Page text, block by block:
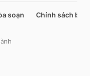
soạn Chính sách bảo